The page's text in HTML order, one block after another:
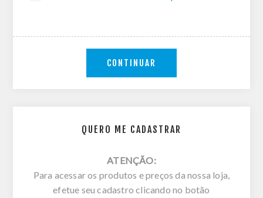
QUERO ME CADASTRAR
ATENÇÃO:
Para acessar os produtos e preços da nossa loja,
efetue seu cadastro clicando no botão
CONTINUAR